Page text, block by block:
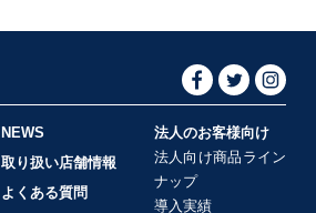
NEWS
取り扱い店舗情報
よくある質問
法人のお客様向け
法人向け商品ライン
ナップ
導入実績